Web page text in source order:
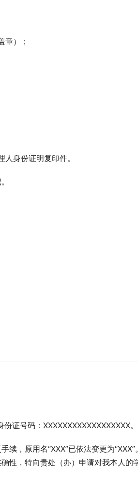
章）；
身份证明复印件。
证号码：XXXXXXXXXXXXXXXXXX。
，原用名“XXX”已依法变更为“XXX”
性，特向贵处（办）申请对我本人的